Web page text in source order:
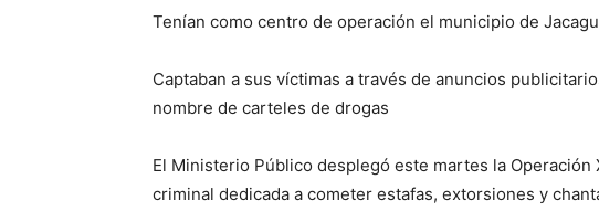
Tenían como centro de operación el municipio de
Captaban a sus víctimas a través de anuncios
nombre de carteles de drogas
El Ministerio Público desplegó este martes la
criminal dedicada a cometer estafas, extorsiones y